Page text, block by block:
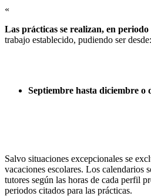
«
Las prácticas se realizan, en periodo
trabajo establecido, pudiendo ser desde:
Septiembre hasta diciembre o
Salvo situaciones excepcionales se
vacaciones escolares. Los calendarios
tutores según las horas de cada perfil
periodos citados para las prácticas.